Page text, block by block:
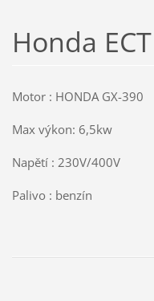
Honda
Motor : HONDA GX-390
Max výkon: 6,5kw
Napětí : 230V/400V
Palivo : benzín